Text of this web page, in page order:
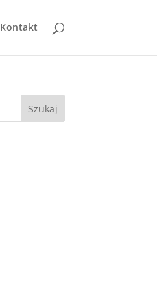
Kontakt